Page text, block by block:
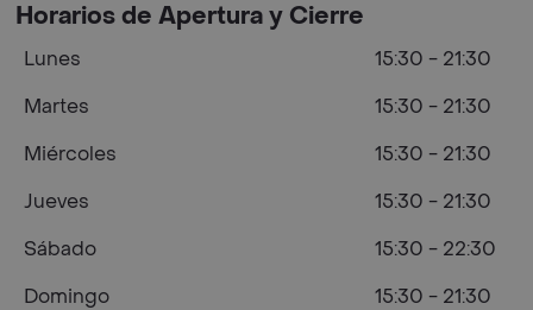
Horarios de Apertura y Cierre
Lunes
15:30 - 21:30
Martes
15:30 - 21:30
Miércoles
15:30 - 21:30
Jueves
15:30 - 21:30
Sábado
15:30 - 22:30
Domingo
15:30 - 21:30